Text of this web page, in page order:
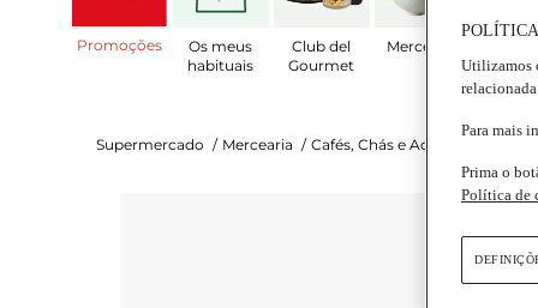
Promoções
Os meus
habituais
Club del
Gourmet
Mercearia
Supermercado / Mercearia / Cafés, Chás e Achocolatados
Utilizamos
relacionada
Para mais
Prima o
Política de